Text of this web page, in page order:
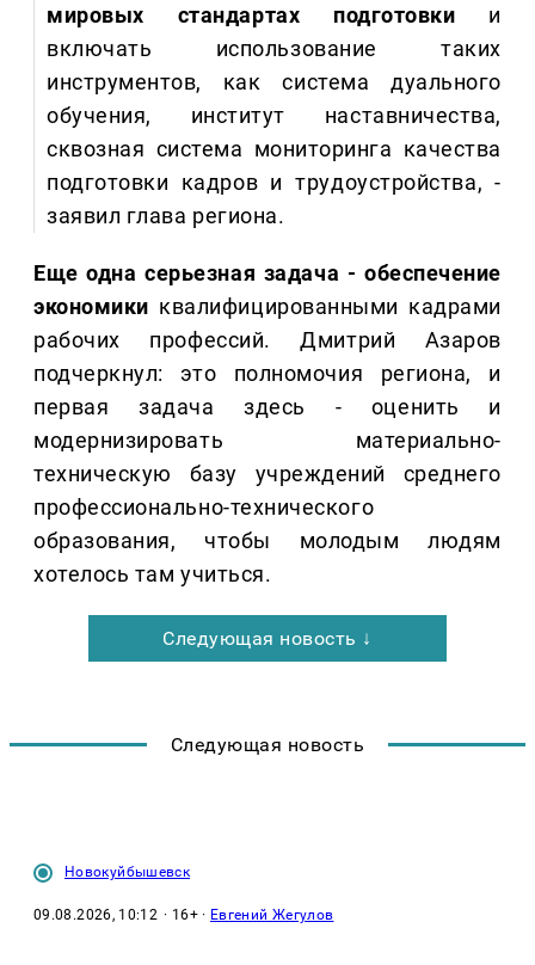
мировых стандартах подготовки и
включать использование таких
инструментов, как система дуального
обучения, институт наставничества,
сквозная система мониторинга качества
подготовки кадров и трудоустройства, -
заявил глава региона.
Еще одна серьезная задача - обеспечение
экономики квалифицированными кадрами
рабочих профессий. Дмитрий Азаров
подчеркнул: это полномочия региона, и
первая задача здесь - оценить и
модернизировать материально-
техническую базу учреждений среднего
профессионально-технического
образования, чтобы молодым людям
хотелось там учиться.
Следующая новость ↓
Следующая новость
Новокуйбышевск
09.08.2026, 10:12 · 16+ · Евгений Жегулов